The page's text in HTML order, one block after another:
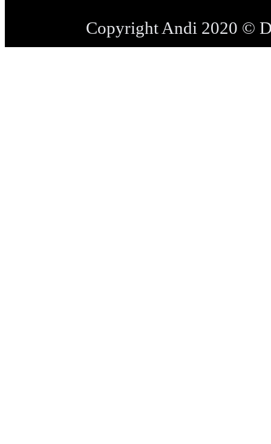
Copyright Andi 2020 ©